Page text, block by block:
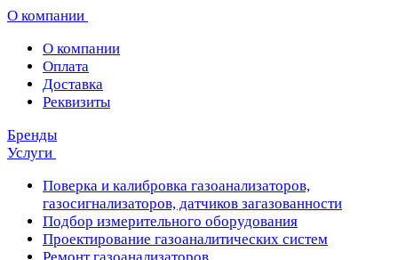
О компании
О компании
Оплата
Доставка
Реквизиты
Бренды
Услуги
Поверка и калибровка газоанализаторов,
газосигнализаторов, датчиков загазованности
Подбор измерительного оборудования
Проектирование газоаналитических систем